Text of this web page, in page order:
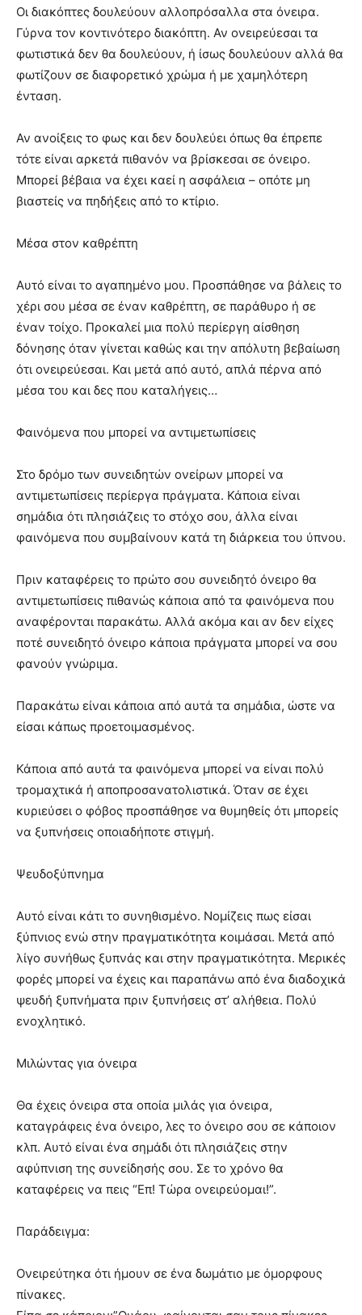
Οι διακόπτες δουλεύουν αλλοπρόσαλλα στα όνειρα.
Γύρνα τον κοντινότερο διακόπτη. Αν ονειρεύεσαι τα
φωτιστικά δεν θα δουλεύουν, ή ίσως δουλεύουν αλλά θα
φωτίζουν σε διαφορετικό χρώμα ή με χαμηλότερη
ένταση.
Αν ανοίξεις το φως και δεν δουλεύει όπως θα έπρεπε
τότε είναι αρκετά πιθανόν να βρίσκεσαι σε όνειρο.
Μπορεί βέβαια να έχει καεί η ασφάλεια – οπότε μη
βιαστείς να πηδήξεις από το κτίριο.
Μέσα στον καθρέπτη
Αυτό είναι το αγαπημένο μου. Προσπάθησε να βάλεις το
χέρι σου μέσα σε έναν καθρέπτη, σε παράθυρο ή σε
έναν τοίχο. Προκαλεί μια πολύ περίεργη αίσθηση
δόνησης όταν γίνεται καθώς και την απόλυτη βεβαίωση
ότι ονειρεύεσαι. Και μετά από αυτό, απλά πέρνα από
μέσα του και δες που καταλήγεις…
Φαινόμενα που μπορεί να αντιμετωπίσεις
Στο δρόμο των συνειδητών ονείρων μπορεί να
αντιμετωπίσεις περίεργα πράγματα. Κάποια είναι
σημάδια ότι πλησιάζεις το στόχο σου, άλλα είναι
φαινόμενα που συμβαίνουν κατά τη διάρκεια του ύπνου.
Πριν καταφέρεις το πρώτο σου συνειδητό όνειρο θα
αντιμετωπίσεις πιθανώς κάποια από τα φαινόμενα που
αναφέρονται παρακάτω. Αλλά ακόμα και αν δεν είχες
ποτέ συνειδητό όνειρο κάποια πράγματα μπορεί να σου
φανούν γνώριμα.
Παρακάτω είναι κάποια από αυτά τα σημάδια, ώστε να
είσαι κάπως προετοιμασμένος.
Κάποια από αυτά τα φαινόμενα μπορεί να είναι πολύ
τρομαχτικά ή αποπροσανατολιστικά. Όταν σε έχει
κυριεύσει ο φόβος προσπάθησε να θυμηθείς ότι μπορείς
να ξυπνήσεις οποιαδήποτε στιγμή.
Ψευδοξύπνημα
Αυτό είναι κάτι το συνηθισμένο. Νομίζεις πως είσαι
ξύπνιος ενώ στην πραγματικότητα κοιμάσαι. Μετά από
λίγο συνήθως ξυπνάς και στην πραγματικότητα. Μερικές
φορές μπορεί να έχεις και παραπάνω από ένα διαδοχικά
ψευδή ξυπνήματα πριν ξυπνήσεις στ’ αλήθεια. Πολύ
ενοχλητικό.
Μιλώντας για όνειρα
Θα έχεις όνειρα στα οποία μιλάς για όνειρα,
καταγράφεις ένα όνειρο, λες το όνειρο σου σε κάποιον
κλπ. Αυτό είναι ένα σημάδι ότι πλησιάζεις στην
αφύπνιση της συνείδησής σου. Σε το χρόνο θα
καταφέρεις να πεις “Επ! Τώρα ονειρεύομαι!”.
Παράδειγμα:
Ονειρεύτηκα ότι ήμουν σε ένα δωμάτιο με όμορφους
πίνακες.